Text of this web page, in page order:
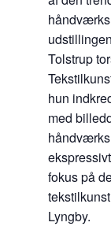
Tolstrup
hun
med
fokus på
Lyngby.